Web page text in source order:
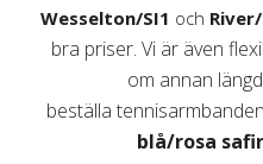
Wesselton/SI1 och
bra priser. Vi är även
om annan
beställa
blå/rosa